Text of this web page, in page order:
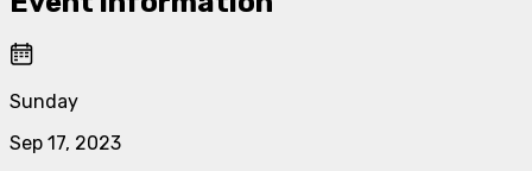
Sunday
Sep 17, 2023